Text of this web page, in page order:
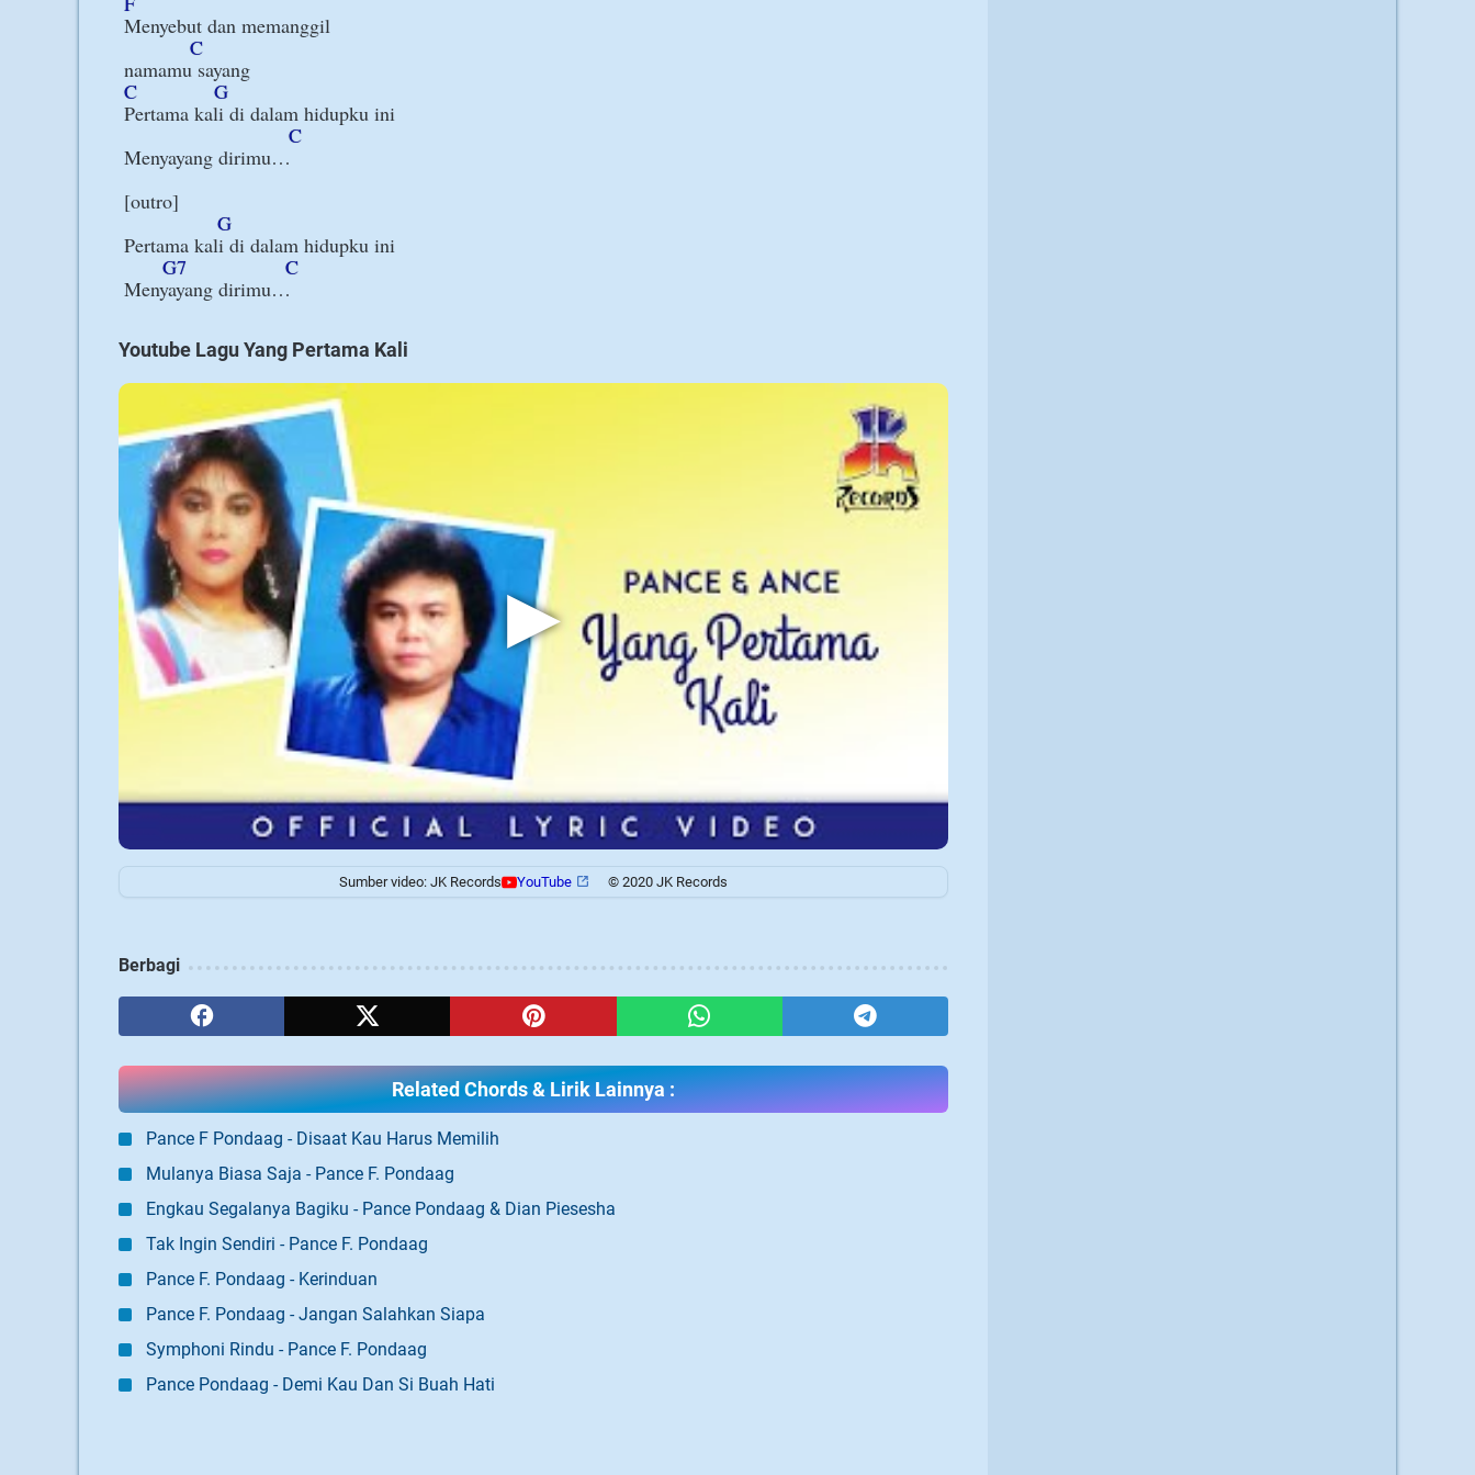
Menyebut dan memanggil
C
C
G
Pertama kali di dalam hidupku ini
C
Menyayang dirimu…
[outro]
G
Pertama kali di dalam hidupku ini
G7
C
Youtube Lagu Yang Pertama Kali
▶
Sumber video: JK Records YouTube © 2020 JK Records
Berbagi
Related Chords & Lirik Lainnya :
Pance F Pondaag - Disaat Kau Harus Memilih
Mulanya Biasa Saja - Pance F. Pondaag
Engkau Segalanya Bagiku - Pance Pondaag & Dian Piesesha
Tak Ingin Sendiri - Pance F. Pondaag
Pance F. Pondaag - Kerinduan
Pance F. Pondaag - Jangan Salahkan Siapa
Symphoni Rindu - Pance F. Pondaag
Pance Pondaag - Demi Kau Dan Si Buah Hati